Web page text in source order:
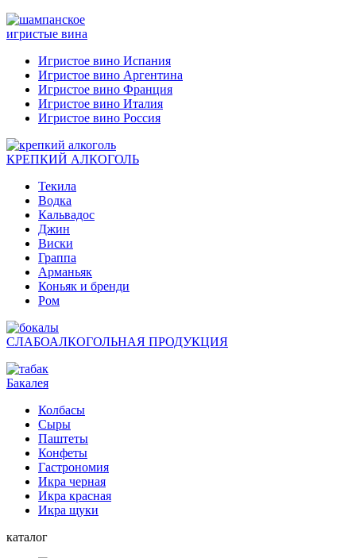
игристые вина
Игристое вино Испания
Игристое вино Аргентина
Игристое вино Франция
Игристое вино Италия
Игристое вино Россия
КРЕПКИЙ АЛКОГОЛЬ
Текила
Водка
Кальвадос
Джин
Виски
Граппа
Арманьяк
Коньяк и бренди
Ром
СЛАБОАЛКОГОЛЬНАЯ ПРОДУКЦИЯ
Бакалея
Колбасы
Сыры
Паштеты
Конфеты
Гастрономия
Икра черная
Икра красная
Икра щуки
каталог